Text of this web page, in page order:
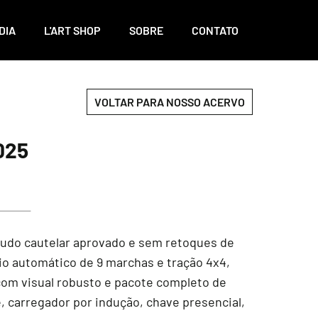
L'ART SHOP SOBRE CONTATO
VOLTAR PARA NOSSO ACERVO
cautelar aprovado e sem retoques de
automático de 9 marchas e tração 4x4,
visual robusto e pacote completo de
por indução, chave presencial,